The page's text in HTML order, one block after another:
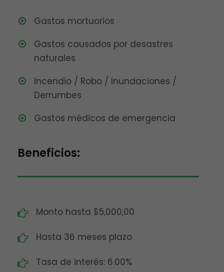
Gastos mortuorios
Gastos causados por desastres
naturales
Incendio / Robo / Inundaciones /
Derrumbes
Gastos médicos de emergencia
Beneficios:
Monto hasta $5,000,00
Hasta 36 meses plazo
Tasa de interés: 6.00%